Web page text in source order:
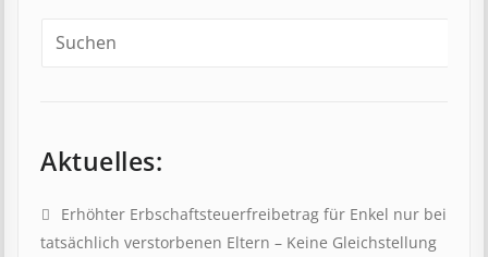
Aktuelles:
Erhöhter Erb­schaft­steuer­frei­be­trag für Enkel nur bei
tat­säch­lich ver­storb­en­en Eltern – Keine Gleich­stell­ung